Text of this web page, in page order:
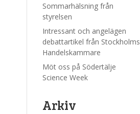
Sommarhälsning från
styrelsen
Intressant och angelägen
debattartikel från Stockholms
Handelskammare
Möt oss på Södertälje
Science Week
Arkiv